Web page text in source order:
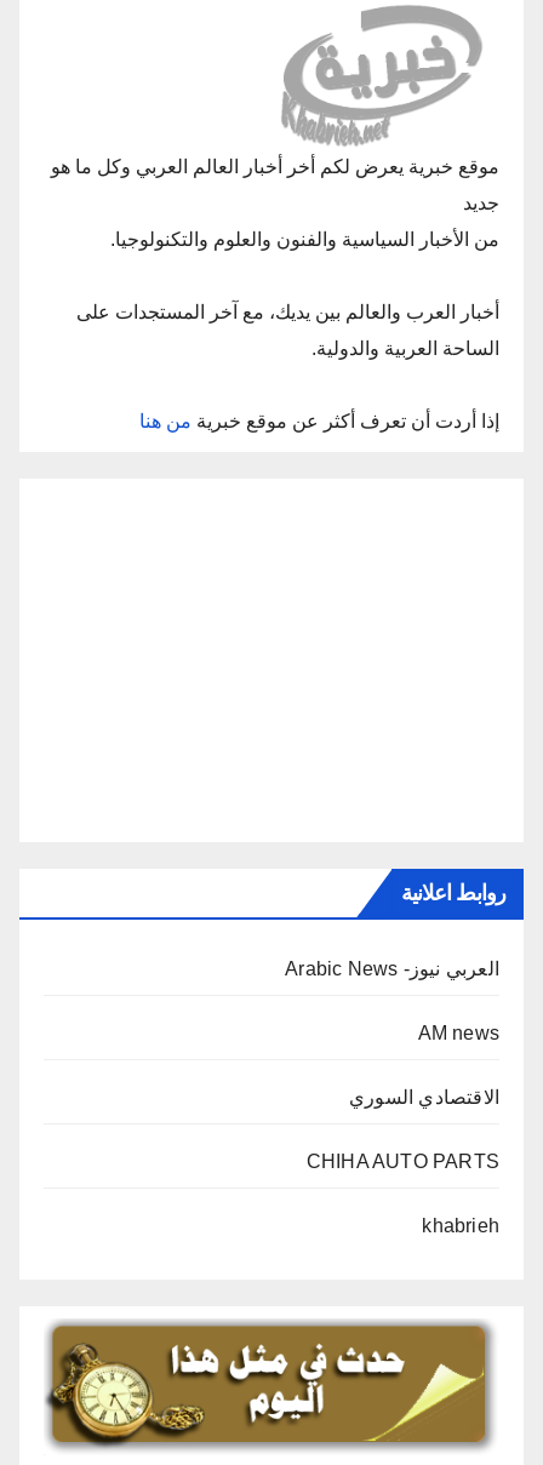
موقع خبرية يعرض لكم أخر أخبار العالم العربي وكل ما هو
جديد
من الأخبار السياسية والفنون والعلوم والتكنولوجيا.
أخبار العرب والعالم بين يديك، مع آخر المستجدات على
الساحة العربية والدولية.
إذا أردت أن تعرف أكثر عن موقع خبرية من هنا
روابط اعلانية
العربي نيوز- Arabic News
AM news
الاقتصادي السوري
CHIHA AUTO PARTS
khabrieh